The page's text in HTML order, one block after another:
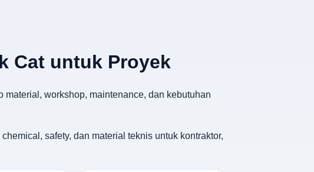
Cat untuk Proyek
workshop, maintenance, dan kebutuhan
safety, dan material teknis untuk kontraktor,